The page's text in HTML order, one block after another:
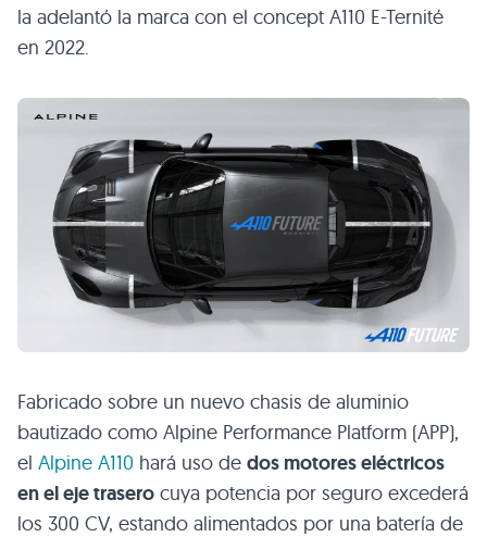
la adelantó la marca con el concept A110 E-Ternité
en 2022.
Fabricado sobre un nuevo chasis de aluminio
bautizado como Alpine Performance Platform (APP),
el Alpine A110 hará uso de dos motores eléctricos
en el eje trasero cuya potencia por seguro excederá
los 300 CV, estando alimentados por una batería de